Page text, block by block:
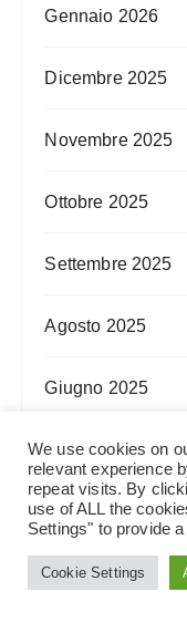
Gennaio 2026
Dicembre 2025
Novembre 2025
Ottobre 2025
Settembre 2025
Agosto 2025
Giugno 2025
Maggio 2025
Aprile 2025
Marzo 2025
We use cookies on
relevant experience
repeat visits. By
use of ALL the
Settings" to provide
Cookie Settings